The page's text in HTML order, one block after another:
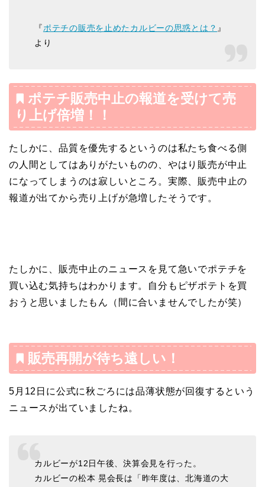
『ポテチの販売を止めたカルビーの思惑とは？ 』
より
ポテチ販売中止の報道を受けて売
り上げ倍増！！
たしかに、品質を優先するというのは私たち食べる側
の人間としてはありがたいものの、やはり販売が中止
になってしまうのは寂しいところ。実際、販売中止の
報道が出てから売り上げが急増したそうです。
たしかに、販売中止のニュースを見て急いでポテチを
買い込む気持ちはわかります。自分もピザポテトを買
おうと思いましたもん（間に合いませんでしたが笑）
販売再開が待ち遠しい！
5月12日に公式に秋ごろには品薄状態が回復するという
ニュースが出ていましたね。
カルビーが12日午後、決算会見を行った。
カルビーの松本 晃会長は「昨年度は、北海道の大